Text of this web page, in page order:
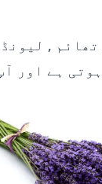
تھائم ,
ہے اور